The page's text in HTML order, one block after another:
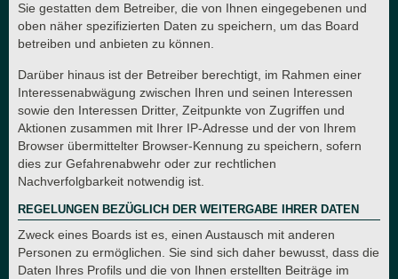
Sie gestatten dem Betreiber, die von Ihnen eingegebenen und
oben näher spezifizierten Daten zu speichern, um das Board
betreiben und anbieten zu können.
Darüber hinaus ist der Betreiber berechtigt, im Rahmen einer
Interessenabwägung zwischen Ihren und seinen Interessen
sowie den Interessen Dritter, Zeitpunkte von Zugriffen und
Aktionen zusammen mit Ihrer IP-Adresse und der von Ihrem
Browser übermittelter Browser-Kennung zu speichern, sofern
dies zur Gefahrenabwehr oder zur rechtlichen
Nachverfolgbarkeit notwendig ist.
REGELUNGEN BEZÜGLICH DER WEITERGABE IHRER DATEN
Zweck eines Boards ist es, einen Austausch mit anderen
Personen zu ermöglichen. Sie sind sich daher bewusst, dass die
Daten Ihres Profils und die von Ihnen erstellten Beiträge im